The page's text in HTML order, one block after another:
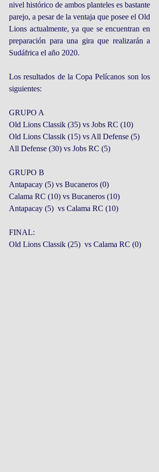
nivel histórico de ambos planteles es bastante
parejo, a pesar de la ventaja que posee el Old
Lions actualmente, ya que se encuentran en
preparación para una gira que realizarán a
Sudáfrica el año 2020.
Los resultados de la Copa Pelícanos son los
siguientes:
GRUPO A
Old Lions Classik (35) vs Jobs RC (10)
Old Lions Classik (15) vs All Defense (5)
All Defense (30) vs Jobs RC (5)
GRUPO B
Antapacay (5) vs Bucaneros (0)
Calama RC (10) vs Bucaneros (10)
Antapacay (5)  vs Calama RC (10)
FINAL:
Old Lions Classik (25)  vs Calama RC (0)